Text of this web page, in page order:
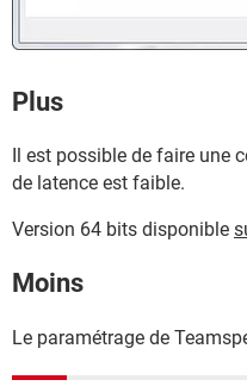
Plus
Il est possible de faire une
de latence est faible.
Version 64 bits disponible
Moins
Le paramétrage de